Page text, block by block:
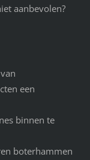
aanbevolen?
een
binnen te
boterhammen